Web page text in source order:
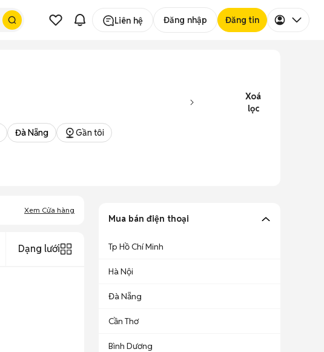
Liên hệ Đăng nhập Đăng tin
Xoá
lọc
Đà Nẵng Gần tôi
Xem Cửa hàng
Dạng lưới
Mua bán điện thoại
Tp Hồ Chí Minh
Hà Nội
Đà Nẵng
Cần Thơ
Bình Dương